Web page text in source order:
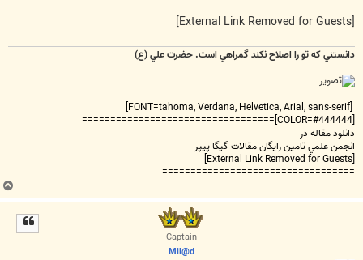
دانستني که تو را اصلاح نکند گمراهي است. حضرت علي (ع)
[FONT=tahoma, Verdana, Helvetica, Arial, sans-serif]
دانلود مقاله در
انجمن علمي تامين رايگان مقالات گيگا پيپر
==================================
ب
ا
Captain
Mil@d